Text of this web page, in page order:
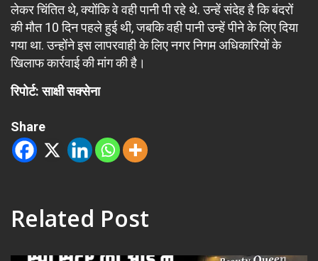
लेकर चिंतित थे, क्योंकि वे वही पानी पी रहे थे. उन्हें संदेह है कि बंदरों
की मौत 10 दिन पहले हुई थी, जबकि वही पानी उन्हें पीने के लिए दिया
गया था. उन्होंने इस लापरवाही के लिए नगर निगम अधिकारियों के
खिलाफ कार्रवाई की मांग की है।
रिपोर्ट: साक्षी सक्सेना
Share
Related Post